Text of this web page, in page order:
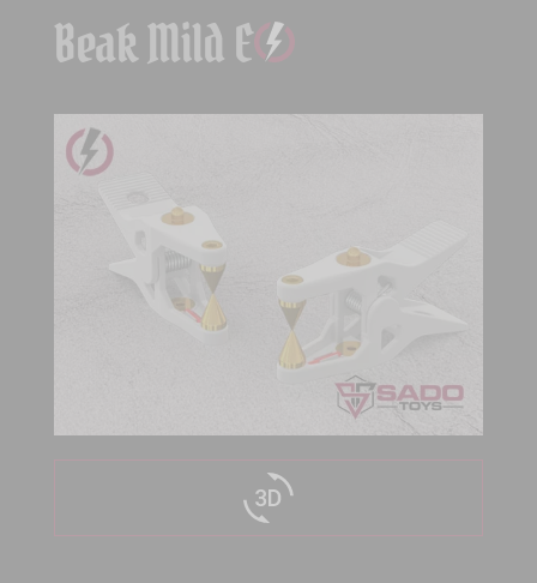
Beak Mild E